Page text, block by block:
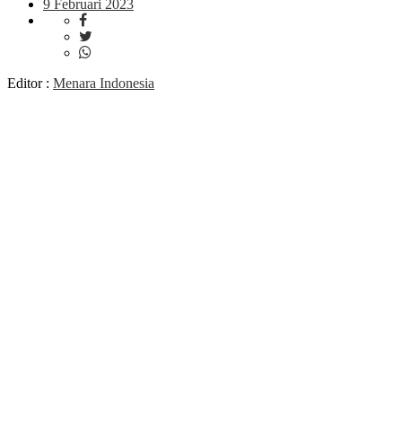
9 Februari 2023
Editor : Menara Indonesia